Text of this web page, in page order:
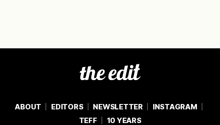
ABOUT EDITORS NEWSLETTER
INSTAGRAM
TEFF
10 YEARS